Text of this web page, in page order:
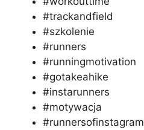
#trackandfield
#szkolenie
#runners
#runningmotivation
#gotakeahike
#instarunners
#motywacja
#runnersofinstagram